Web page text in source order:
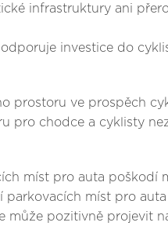
infrastruktury ani
investice do
prostoru ve prospěch
pro chodce a cyklisty
míst pro auta poškodí
parkovacích míst pro
může pozitivně projevit